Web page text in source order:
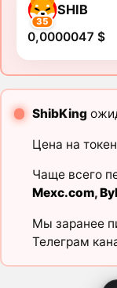
35
SHIB
0,0000047 $
ShibKing
Цена на токен
Чаще всего
Mexc.com,
Мы заранее
Телеграм